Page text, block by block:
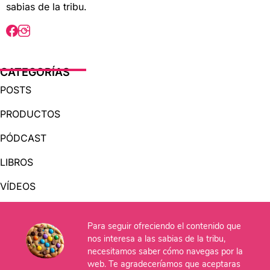
sabias de la tribu.
CATEGORÍAS
POSTS
PRODUCTOS
PÓDCAST
LIBROS
VÍDEOS
OTRAS PÁGINAS
Para seguir ofreciendo el contenido que
nos interesa a las sabias de la tribu,
necesitamos saber cómo navegas por la
web. Te agradeceríamos que aceptaras